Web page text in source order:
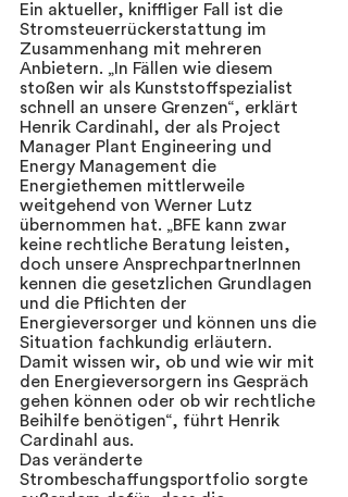
Ein aktueller, kniffliger Fall ist die
Stromsteuerrückerstattung im
Zusammenhang mit mehreren
Anbietern. „In Fällen wie diesem
stoßen wir als Kunststoffspezialist
schnell an unsere Grenzen“, erklärt
Henrik Cardinahl, der als Project
Manager Plant Engineering und
Energy Management die
Energiethemen mittlerweile
weitgehend von Werner Lutz
übernommen hat. „BFE kann zwar
keine rechtliche Beratung leisten,
doch unsere AnsprechpartnerInnen
kennen die gesetzlichen Grundlagen
und die Pflichten der
Energieversorger und können uns die
Situation fachkundig erläutern.
Damit wissen wir, ob und wie wir mit
den Energieversorgern ins Gespräch
gehen können oder ob wir rechtliche
Beihilfe benötigen“, führt Henrik
Cardinahl aus.
Das veränderte
Strombeschaffungsportfolio sorgte